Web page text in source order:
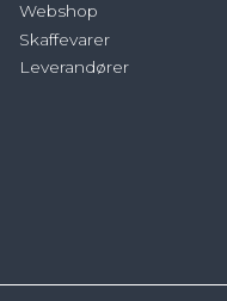
Webshop
Skaffevarer
Leverandører